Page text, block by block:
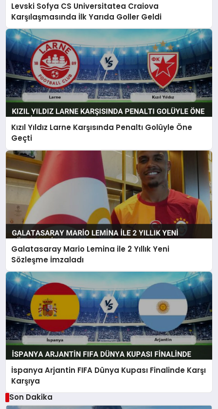
Levski Sofya CS Universitatea Craiova
Karşılaşmasında İlk Yarıda Goller Geldi
Kızıl Yıldız Larne Karşısında Penaltı Golüyle Öne
Geçti
Galatasaray Mario Lemina ile 2 Yıllık Yeni
Sözleşme İmzaladı
İspanya Arjantin FIFA Dünya Kupası Finalinde Karşı
Karşıya
Son Dakika